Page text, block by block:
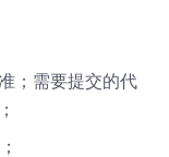
；需要提交的代